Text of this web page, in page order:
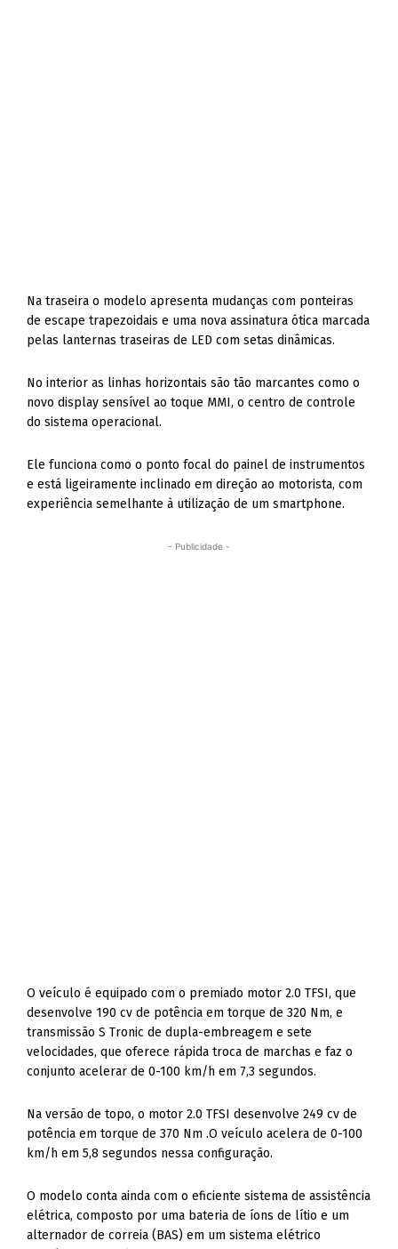
Na traseira o modelo apresenta mudanças com ponteiras
de escape trapezoidais e uma nova assinatura ótica marcada
pelas lanternas traseiras de LED com setas dinâmicas.
No interior as linhas horizontais são tão marcantes como o
novo display sensível ao toque MMI, o centro de controle
do sistema operacional.
Ele funciona como o ponto focal do painel de instrumentos
e está ligeiramente inclinado em direção ao motorista, com
experiência semelhante à utilização de um smartphone.
- Publicidade -
O veículo é equipado com o premiado motor 2.0 TFSI, que
desenvolve 190 cv de potência em torque de 320 Nm, e
transmissão S Tronic de dupla-embreagem e sete
velocidades, que oferece rápida troca de marchas e faz o
conjunto acelerar de 0-100 km/h em 7,3 segundos.
Na versão de topo, o motor 2.0 TFSI desenvolve 249 cv de
potência em torque de 370 Nm .O veículo acelera de 0-100
km/h em 5,8 segundos nessa configuração.
O modelo conta ainda com o eficiente sistema de assistência
elétrica, composto por uma bateria de íons de lítio e um
alternador de correia (BAS) em um sistema elétrico